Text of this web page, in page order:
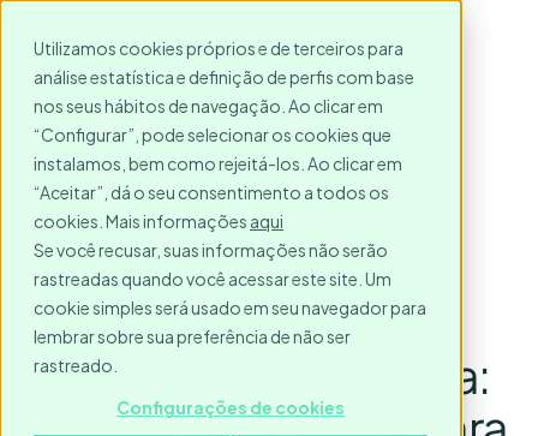
Utilizamos cookies próprios e de terceiros para
análise estatística e definição de perfis com base
nos seus hábitos de navegação. Ao clicar em
“Configurar”, pode selecionar os cookies que
instalamos, bem como rejeitá-los. Ao clicar em
“Aceitar”, dá o seu consentimento a todos os
cookies. Mais informações aqui
Se você recusar, suas informações não serão
rastreadas quando você acessar este site. Um
cookie simples será usado em seu navegador para
lembrar sobre sua preferência de não ser
rastreado.
Configurações de cookies
Transformando a
habitação corporativa: